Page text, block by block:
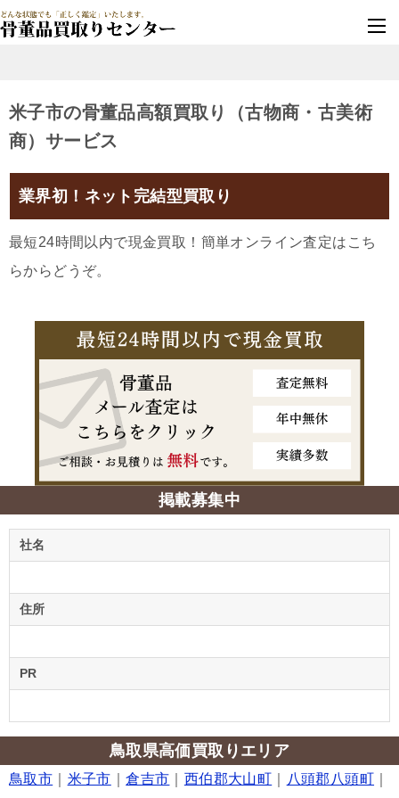
米子市の骨董品高額買取り（古物商・古美術
商）サービス
業界初！ネット完結型買取り
最短24時間以内で現金買取！簡単オンライン査定はこち
らからどうぞ。
掲載募集中
社名
住所
PR
鳥取県高価買取りエリア
鳥取市 米子市 ｜倉吉市 西伯郡大山町 八頭郡八頭町